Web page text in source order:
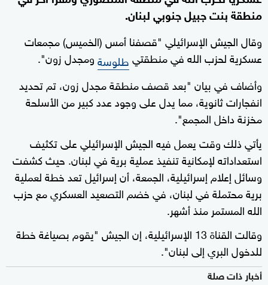
منطقة بنت جبيل جنوبي لبنان.
وقال الجيش الإسرائيلي "قصفنا أمس (الخميس) مجمعات
عسكرية لحزب الله في منطقتيطلوسةومجدل زون".
وأضاف في بيان "بعد قصف منطقة مجدل زون، تم تحديد
انفجارات ثانوية، مما يدل على وجود عدد كبير من الأسلحة
مخزنة داخل المجمع".
يأتي ذلك وقت يعمل فيه الجيش الإسرائيلي على تكثيف
استعداداته لإمكانية تنفيذ عملية برية في لبنان. حيث كشفت
وسائل إعلام إسرائيلية، الجمعة، أن إسرائيل تعد خطة لعملية
برية محتملة في لبنان، في خضم التصعيد العسكري مع حزب
الله المستمر منذ أشهر.
وقالت القناة 13 الإسرائيلية، إن الجيش "يقوم بصياغة خطة
للدخول البري إلى لبنان".
أخبار ذات صلة